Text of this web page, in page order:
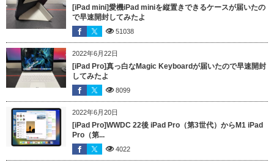
[iPad mini]愛機iPad miniを縦置きできるケースが届いたの
で早速開封してみたよ
51038
2022年6月22日
[iPad Pro]真っ白なMagic Keyboardが届いたので早速開封
してみたよ
8099
2022年6月20日
[iPad Pro]WWDC 22後 iPad Pro（第3世代）からM1 iPad
Pro（第...
4022